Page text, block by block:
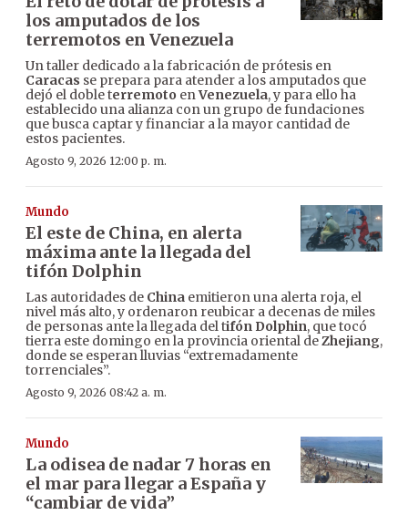
los amputados de los
terremotos en Venezuela
Un taller dedicado a la fabricación de prótesis en
Caracas se prepara para atender a los amputados que
dejó el doble terremoto enVenezuela, y para ello ha
establecido una alianza con un grupo de fundaciones
que busca captar y financiar a la mayor cantidad de
estos pacientes.
Agosto 9, 2026 12:00 p. m.
Mundo
El este de China, en alerta
máxima ante la llegada del
tifón Dolphin
Las autoridades de China emitieron una alerta roja, el
nivel más alto, y ordenaron reubicar a decenas de miles
de personas ante la llegada del tifón Dolphin, que tocó
tierra este domingo en la provincia oriental deZhejiang,
donde se esperan lluvias “extremadamente
torrenciales”.
Agosto 9, 2026 08:42 a. m.
Mundo
La odisea de nadar 7 horas en
el mar para llegar a España y
“cambiar de vida”